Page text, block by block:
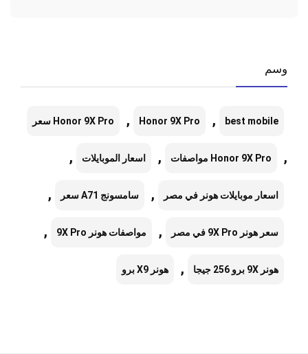
وسم
best mobile
,
Honor 9X Pro
, Honor 9X Pro سعر
, Honor 9X Pro مواصفات , اسعار الموبايلات ,
اسعار موبايلات هونر في مصر , سامسونج A71 سعر ,
سعر هونر 9X Pro في مصر , مواصفات هونر 9X Pro ,
هونر 9X برو 256 جيجا , هونر X9 برو